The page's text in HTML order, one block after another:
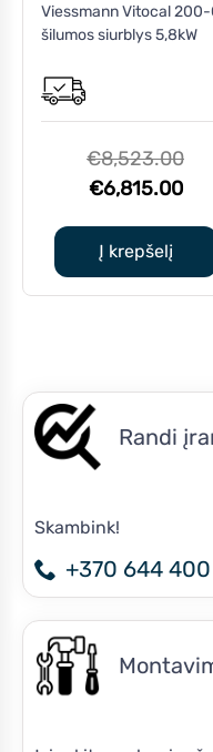
Viessmann Vitocal 200-
šilumos siurblys 5,8kW
€8,523.00
€6,815.00
Į krepšelį
Randi
Skambink!
+370 644 400